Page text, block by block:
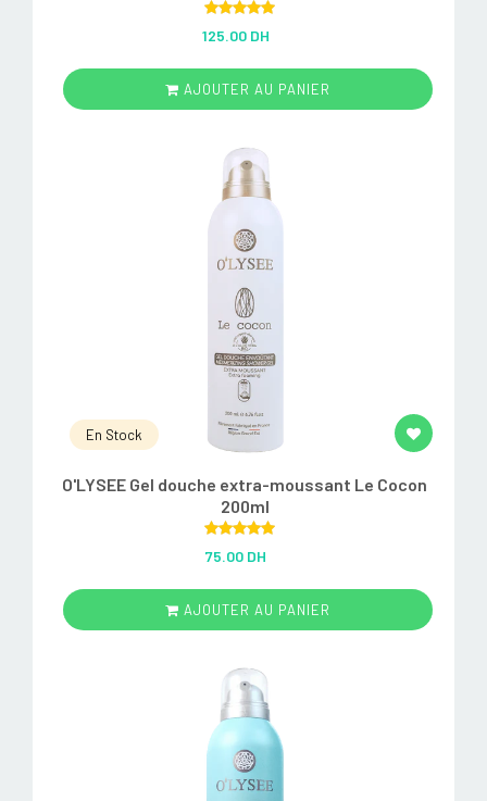
out of 5
125.00 DH
AJOUTER AU PANIER
En Stock
O'LYSEE Gel douche extra-moussant Le Cocon
200ml
out of 5
75.00 DH
AJOUTER AU PANIER